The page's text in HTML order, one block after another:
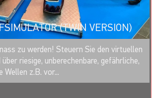
(TWIN VERSION)
MERKEN
zu werden! Steuern Sie den virtuellen
riesige, unberechenbare, gefährliche,
Wellen z.B. vor...